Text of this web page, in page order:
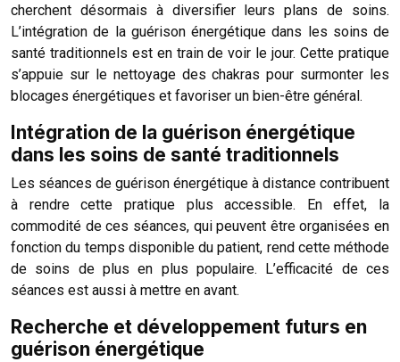
cherchent désormais à diversifier leurs plans de soins.
L’intégration de la guérison énergétique dans les soins de
santé traditionnels est en train de voir le jour. Cette pratique
s’appuie sur le nettoyage des chakras pour surmonter les
blocages énergétiques et favoriser un bien-être général.
Intégration de la guérison énergétique
dans les soins de santé traditionnels
Les séances de guérison énergétique à distance contribuent
à rendre cette pratique plus accessible. En effet, la
commodité de ces séances, qui peuvent être organisées en
fonction du temps disponible du patient, rend cette méthode
de soins de plus en plus populaire. L’efficacité de ces
séances est aussi à mettre en avant.
Recherche et développement futurs en
guérison énergétique